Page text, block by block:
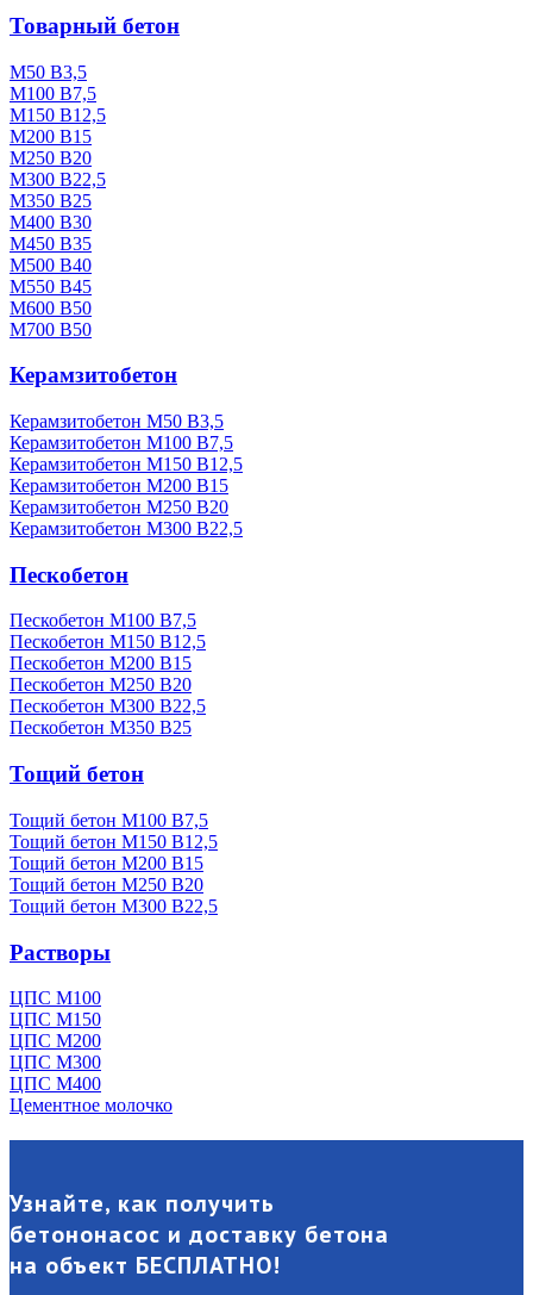
Товарный бетон
М50 В3,5
М100 В7,5
М150 В12,5
М200 В15
М250 В20
М300 В22,5
М350 В25
М400 В30
М450 В35
М500 В40
М550 В45
М600 В50
М700 В50
Керамзитобетон
Керамзитобетон М50 В3,5
Керамзитобетон М100 В7,5
Керамзитобетон М150 В12,5
Керамзитобетон М200 В15
Керамзитобетон М250 В20
Керамзитобетон М300 В22,5
Пескобетон
Пескобетон М100 В7,5
Пескобетон М150 В12,5
Пескобетон М200 В15
Пескобетон М250 В20
Пескобетон М300 В22,5
Пескобетон М350 В25
Тощий бетон
Тощий бетон М100 В7,5
Тощий бетон М150 В12,5
Тощий бетон М200 В15
Тощий бетон М250 В20
Тощий бетон М300 В22,5
Растворы
ЦПС М100
ЦПС М150
ЦПС М200
ЦПС М300
ЦПС М400
Цементное молочко
Узнайте, как получить
бетононасос и доставку бетона
на объект БЕСПЛАТНО!